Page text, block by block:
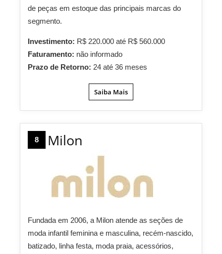
de peças em estoque das principais marcas do
segmento.
Investimento: R$ 220.000 até R$ 560.000
Faturamento: não informado
Prazo de Retorno: 24 até 36 meses
Saiba Mais
8 Milon
Fundada em 2006, a Milon atende as seções de
moda infantil feminina e masculina, recém-nascido,
batizado, linha festa, moda praia, acessórios,